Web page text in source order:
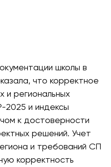
школы в
что корректное
и региональных
2025 и индексы
к достоверности
решений. Учет
и требований СП
корректность